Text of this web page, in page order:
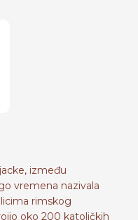
između
vremena nazivala
rimskog
oko 200 katoličkih